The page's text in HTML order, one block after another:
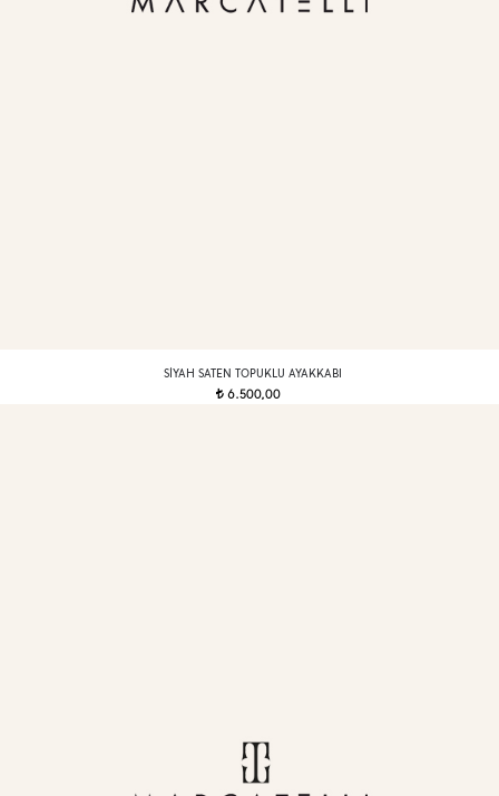
SIYAH SATEN TOPUKLU AYAKKABI
t 6.500,00